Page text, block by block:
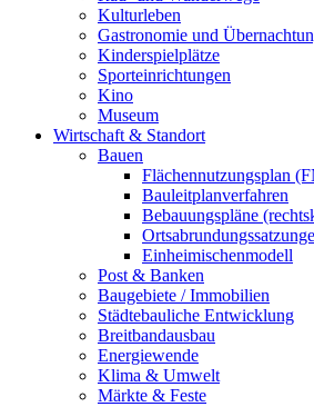
Kulturleben
Gastronomie und
Kinderspielplätze
Sporteinrichtungen
Kino
Museum
Wirtschaft & Standort
Bauen
Flächennutzungsplan
Bauleitplanverfahren
Bebauungspläne
Einheimischenmodell
Post & Banken
Baugebiete / Immobilien
Städtebauliche Entwicklung
Breitbandausbau
Energiewende
Klima & Umwelt
Märkte & Feste